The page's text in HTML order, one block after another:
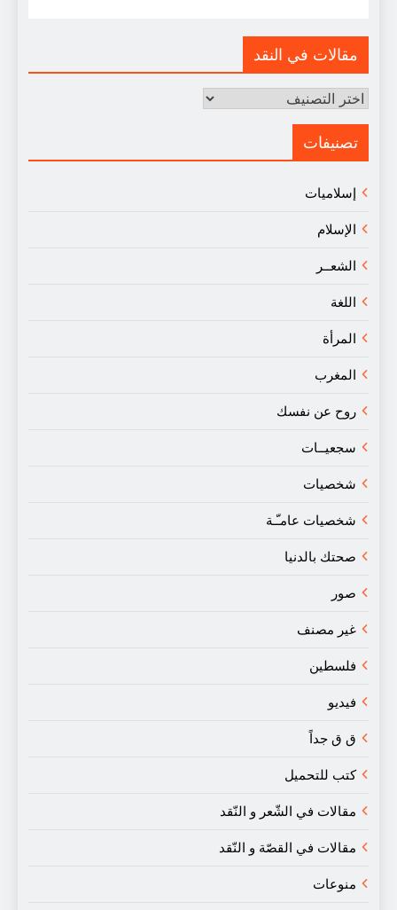
مقالات في النقد
مقالات
النقد
تصنيفات
إسلاميات
الإسلام
الشعــر
اللغة
المرأة
المغرب
روح عن نفسك
سجعيــات
شخصيات
شخصيات عامـّـة
صحتك بالدنيا
صور
غير مصنف
فلسطين
فيديو
ق ق جداً
كتب للتحميل
مقالات في الشّعر و النّقد
مقالات في القصّة و النّقد
منوعات